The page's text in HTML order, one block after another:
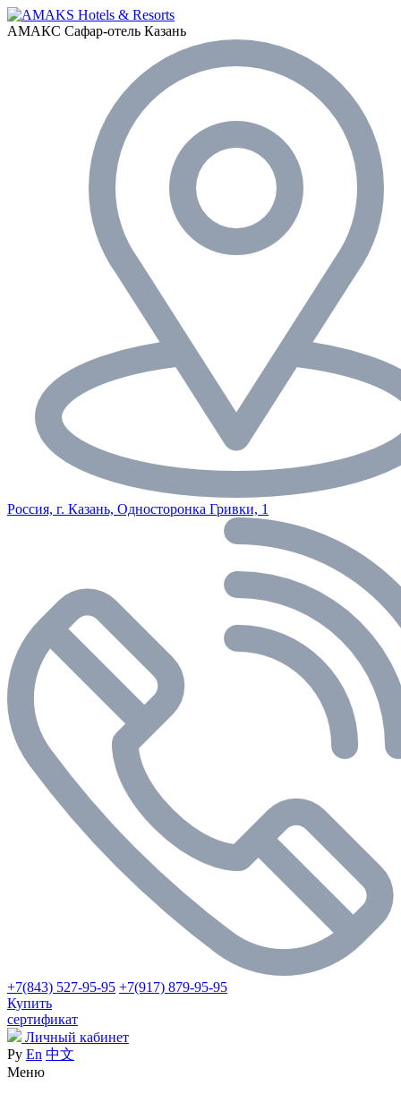
АМАКС Сафар-отель Казань
Россия, г. Казань, Односторонка Гривки, 1
+7(843) 527-95-95 +7(917) 879-95-95
Купить
сертификат
Личный кабинет
Ру En 中文
Меню